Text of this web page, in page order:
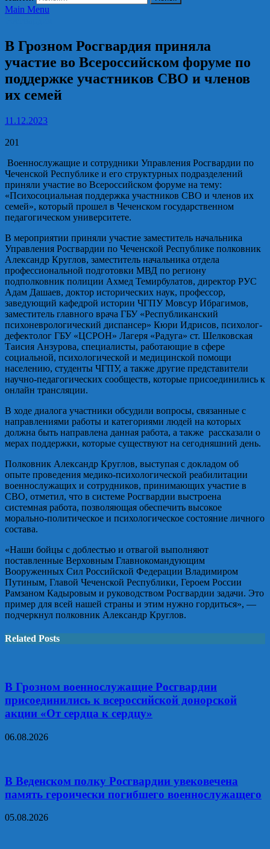
Main Menu
В Грозном Росгвардия приняла
участие во Всероссийском форуме по
поддержке участников СВО и членов
их семей
11.12.2023
201
Военнослужащие и сотрудники Управления Росгвардии по
Чеченской Республике и его структурных подразделений
приняли участие во Всероссийском форуме на тему:
«Психосоциальная поддержка участников СВО и членов их
семей», который прошел в Чеченском государственном
педагогическом университете.
В мероприятии приняли участие заместитель начальника
Управления Росгвардии по Чеченской Республике полковник
Александр Круглов, заместитель начальника отдела
профессиональной подготовки МВД по региону
подполковник полиции Ахмед Темирбулатов, директор РУС
Адам Дашаев, доктор исторических наук, профессор,
заведующий кафедрой истории ЧГПУ Мовсур Ибрагимов,
заместитель главного врача ГБУ «Республиканский
психоневрологический диспансер» Кюри Идрисов, психолог-
дефектолог ГБУ «ЦСРОН» Лагеря «Радуга» ст. Шелковская
Таисия Анзурова, специалисты, работающие в сфере
социальной, психологической и медицинской помощи
населению, студенты ЧГПУ, а также другие представители
научно-педагогических сообществ, которые присоединились к
онлайн трансляции.
В ходе диалога участники обсудили вопросы, связанные с
направлениями работы и категориями людей на которых
должна быть направлена данная работа, а также рассказали о
мерах поддержки, которые существуют на сегодняшний день.
Полковник Александр Круглов, выступая с докладом об
опыте проведения медико-психологической реабилитации
военнослужащих и сотрудников, принимающих участие в
СВО, отметил, что в системе Росгвардии выстроена
системная работа, позволяющая обеспечить высокое
морально-политическое и психологическое состояние личного
состава.
«Наши бойцы с доблестью и отвагой выполняют
поставленные Верховным Главнокомандующим
Вооруженных Сил Российской Федерации Владимиром
Путиным, Главой Чеченской Республики, Героем России
Рамзаном Кадыровым и руководством Росгвардии задачи. Это
пример для всей нашей страны и этим нужно гордиться», —
подчеркнул полковник Александр Круглов.
Related Posts
В Грозном военнослужащие Росгвардии
присоединились к всероссийской донорской
акции «От сердца к сердцу»
06.08.2026
В Веденском полку Росгвардии увековечена
память героически погибшего военнослужащего
05.08.2026